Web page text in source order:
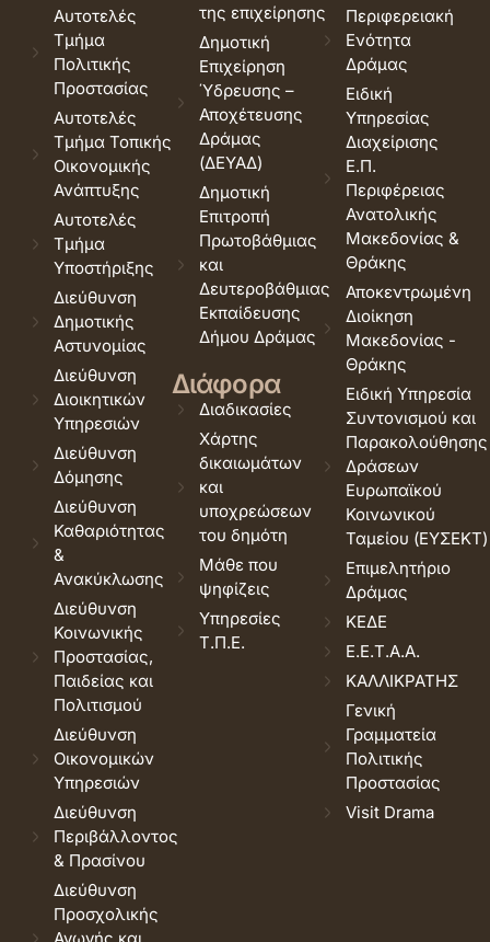
Αυτοτελές
Τμήμα
Πολιτικής
Προστασίας
Αυτοτελές
Τμήμα Τοπικής
Οικονομικής
Ανάπτυξης
Αυτοτελές
Τμήμα
Υποστήριξης
Διεύθυνση
Δημοτικής
Αστυνομίας
Διεύθυνση
Διοικητικών
Υπηρεσιών
Διεύθυνση
Δόμησης
Διεύθυνση
Καθαριότητας
&
Ανακύκλωσης
Διεύθυνση
Κοινωνικής
Προστασίας,
Παιδείας και
Πολιτισμού
Διεύθυνση
Οικονομικών
Υπηρεσιών
Διεύθυνση
Περιβάλλοντος
& Πρασίνου
Διεύθυνση
Προσχολικής
της επιχείρησης
Δημοτική
Επιχείρηση
Ύδρευσης –
Αποχέτευσης
Δράμας
(ΔΕΥΑΔ)
Δημοτική
Επιτροπή
Πρωτοβάθμιας
και
Δευτεροβάθμιας
Εκπαίδευσης
Δήμου Δράμας
Διάφορα
Διαδικασίες
Χάρτης
δικαιωμάτων
και
υποχρεώσεων
του δημότη
Μάθε που
ψηφίζεις
Υπηρεσίες
Τ.Π.Ε.
Περιφερειακή
Ενότητα
Δράμας
Ειδική
Υπηρεσίας
Διαχείρισης
Ε.Π.
Περιφέρειας
Ανατολικής
Μακεδονίας &
Θράκης
Αποκεντρωμένη
Διοίκηση
Μακεδονίας -
Θράκης
Ειδική Υπηρεσία
Συντονισμού και
Παρακολούθησης
Δράσεων
Ευρωπαϊκού
Κοινωνικού
Ταμείου (ΕΥΣΕΚΤ)
Επιμελητήριο
Δράμας
ΚΕΔΕ
Ε.Ε.Τ.Α.Α.
ΚΑΛΛΙΚΡΑΤΗΣ
Γενική
Γραμματεία
Πολιτικής
Προστασίας
Visit Drama